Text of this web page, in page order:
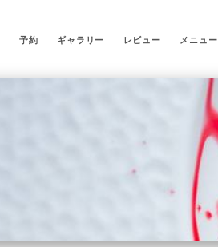
予約 ギャラリー レビュー メニュー